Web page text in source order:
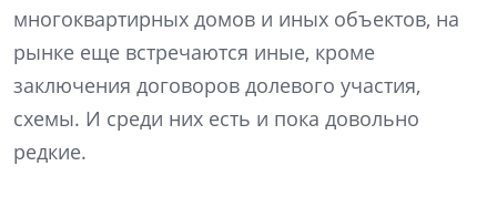
многоквартирных домов и иных объектов, на
рынке еще встречаются иные, кроме
заключения договоров долевого участия,
схемы. И среди них есть и пока довольно
редкие.